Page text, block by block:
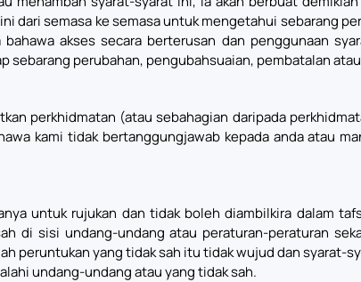
dari semasa ke semasa untuk mengetahui sebarang
akses secara berterusan dan penggunaan
sebarang perubahan, pengubahsuaian, pembatalan
perkhidmatan (atau sebahagian daripada
kami tidak bertanggungjawab kepada anda atau
untuk rujukan dan tidak boleh diambilkira dalam
di sisi undang-undang atau peraturan-peraturan
peruntukan yang tidak sah itu tidak wujud dan syarat-
undang-undang atau yang tidak sah.